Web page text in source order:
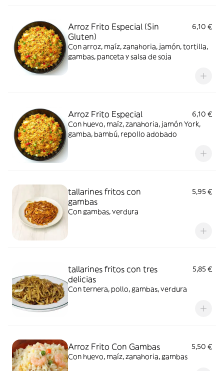
Arroz Frito Especial (Sin
Gluten)
6,10 €
Con arroz, maíz, zanahoria, jamón, tortilla,
gambas, panceta y salsa de soja
Arroz Frito Especial
6,10 €
Con huevo, maíz, zanahoria, jamón York,
gamba, bambú, repollo adobado
tallarines fritos con
gambas
5,95 €
Con gambas, verdura
tallarines fritos con tres
delicias
5,85 €
Con ternera, pollo, gambas, verdura
Arroz Frito Con Gambas
5,50 €
Con huevo, maíz, zanahoria, gambas